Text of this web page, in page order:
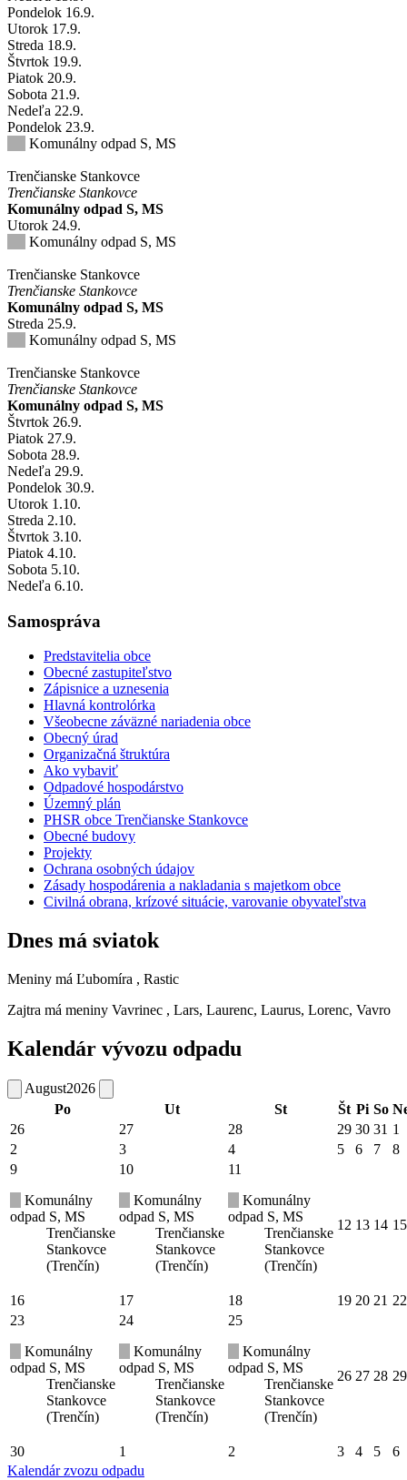
Pondelok 16.9.
Utorok 17.9.
Streda 18.9.
Štvrtok 19.9.
Piatok 20.9.
Sobota 21 .9.
Nedeľa 22.9.
Pondelok 23.9.
Komunálny odpad S, MS
Trenčianske Stankovce
Trenčianske Stankovce
Komunálny odpad S, MS
Utorok 24.9.
Komunálny odpad S, MS
Trenčianske Stankovce
Trenčianske Stankovce
Komunálny odpad S, MS
Streda 25.9.
Komunálny odpad S, MS
Trenčianske Stankovce
Trenčianske Stankovce
Komunálny odpad S, MS
Štvrtok 26.9.
Piatok 27.9.
Sobota 28.9.
Nedeľa 29.9.
Pondelok 30.9.
Utorok 1 .10.
Streda 2.10.
Štvrtok 3.10.
Piatok 4.10.
Sobota 5.10.
Nedeľa 6.10.
Samospráva
Predstavitelia obce
Obecné zastupiteľstvo
Zápisnice a uznesenia
Hlavná kontrolórka
Všeobecne záväzné nariadenia obce
Obecný úrad
Organizačná štruktúra
Ako vybaviť
Odpadové hospodárstvo
Územný plán
PHSR obce Trenčianske Stankovce
Obecné budovy
Projekty
Ochrana osobných údajov
Zásady hospodárenia a nakladania s majetkom obce
Civilná obrana, krízové situácie, varovanie obyvateľstva
Dnes má sviatok
Meniny má Ľubomíra , Rastic
Zajtra má meniny Vavrinec , Lars, Laurenc, Laurus, Lorenc, Vavro
Kalendár vývozu odpadu
August2026
Po
Ut St Št Pi So
26
27 28 29 30 31 1
2
3 4 5 6 7
8
9
Komunálny
odpad S, MS
Trenčianske
Stankovce
(Trenčín)
10
Komunálny
odpad S, MS
Trenčianske
Stankovce
(Trenčín)
11
Komunálny
odpad S, MS
Trenčianske
Stankovce
(Trenčín)
12 13 14 15
16 17 18 19 20 21 22
23
Komunálny
odpad S, MS
Trenčianske
Stankovce
(Trenčín)
24
Komunálny
odpad S, MS
Trenčianske
Stankovce
(Trenčín)
25
Komunálny
odpad S, MS
Trenčianske
Stankovce
(Trenčín)
26 27 28 29
30 1 2 3 4 5
6
Kalendár zvozu odpadu